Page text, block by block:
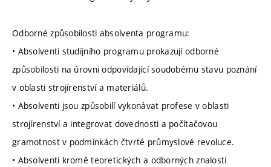
Odborné způsobilosti absolventa programu:
• Absolventi studijního programu prokazují odborné
způsobilosti na úrovni odpovídající soudobému stavu poznání
v oblasti strojírenství a materiálů.
• Absolventi jsou způsobilí vykonávat profese v oblasti
strojírenství a integrovat dovednosti a počítačovou
gramotnost v podmínkách čtvrté průmyslové revoluce.
• Absolventi kromě teoretických a odborných znalostí